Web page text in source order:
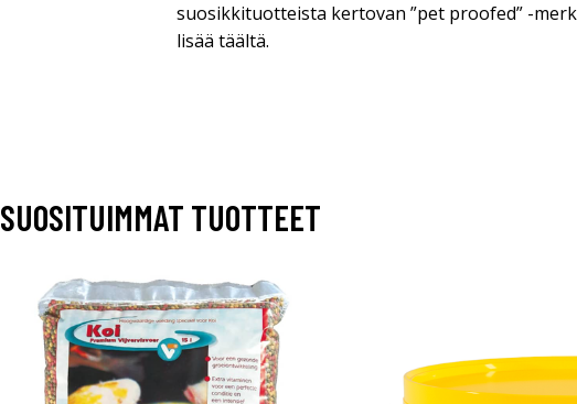
suosikkituotteista kertovan ”pet proofed” -
lisää täältä.
SUOSITUIMMAT TUOTTEET